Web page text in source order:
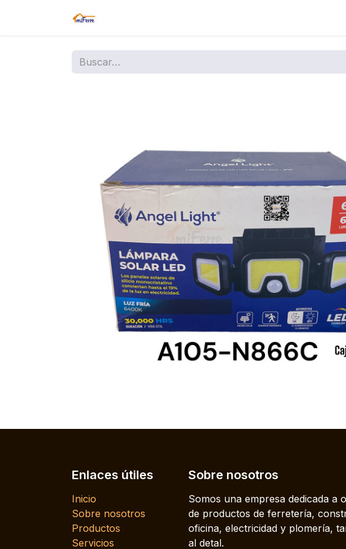
Enlaces útiles
Inicio
Sobre nosotros
Productos
Servicios
Sobre nosotros
Somos una empresa dedicada a
de productos de ferretería,
oficina, electricidad y plomería,
al detal.